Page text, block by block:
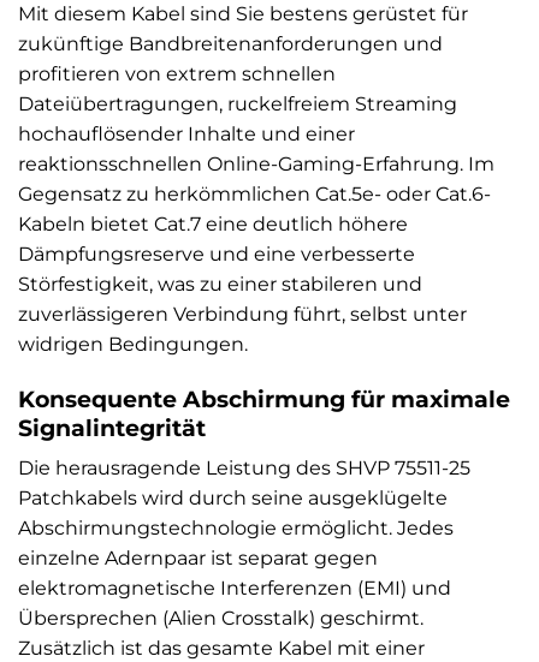
Mit diesem Kabel sind Sie bestens gerüstet für
zukünftige Bandbreitenanforderungen und
profitieren von extrem schnellen
Dateiübertragungen, ruckelfreiem Streaming
hochauflösender Inhalte und einer
reaktionsschnellen Online-Gaming-Erfahrung. Im
Gegensatz zu herkömmlichen Cat.5e- oder Cat.6-
Kabeln bietet Cat.7 eine deutlich höhere
Dämpfungsreserve und eine verbesserte
Störfestigkeit, was zu einer stabileren und
zuverlässigeren Verbindung führt, selbst unter
widrigen Bedingungen.
Konsequente Abschirmung für maximale
Signalintegrität
Die herausragende Leistung des SHVP 75511-25
Patchkabels wird durch seine ausgeklügelte
Abschirmungstechnologie ermöglicht. Jedes
einzelne Adernpaar ist separat gegen
elektromagnetische Interferenzen (EMI) und
Übersprechen (Alien Crosstalk) geschirmt.
Zusätzlich ist das gesamte Kabel mit einer